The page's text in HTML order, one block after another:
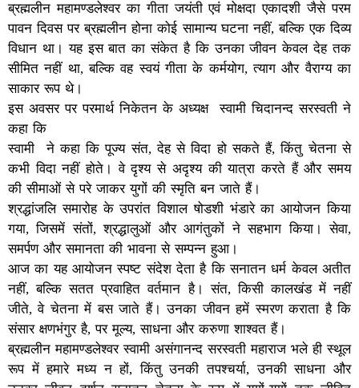
ब्रह्मलीन महामण्डलेश्वर का गीता जयंती एवं मोक्षदा एकादशी जैसे परम
पावन दिवस पर ब्रह्मलीन होना कोई सामान्य घटना नहीं, बल्कि एक दिव्य
विधान था। यह इस बात का संकेत है कि उनका जीवन केवल देह तक
सीमित नहीं था, बल्कि वह स्वयं गीता के कर्मयोग, त्याग और वैराग्य का
साकार रूप थे।
इस अवसर पर परमार्थ निकेतन के अध्यक्ष स्वामी चिदानन्द सरस्वती ने
कहा कि
स्वामी ने कहा कि पूज्य संत, देह से विदा हो सकते हैं, किंतु चेतना से
कभी विदा नहीं होते। वे दृश्य से अदृश्य की यात्रा करते हैं और समय
की सीमाओं से परे जाकर युगों की स्मृति बन जाते हैं।
श्रद्धांजलि समारोह के उपरांत विशाल षोडशी भंडारे का आयोजन किया
गया, जिसमें संतों, श्रद्धालुओं और आगंतुकों ने सहभाग किया। सेवा,
समर्पण और समानता की भावना से सम्पन्न हुआ।
आज का यह आयोजन स्पष्ट संदेश देता है कि सनातन धर्म केवल अतीत
नहीं, बल्कि सतत प्रवाहित वर्तमान है। संत, किसी कालखंड में नहीं
जीते, वे चेतना में बस जाते हैं। उनका जीवन हमें स्मरण कराता है कि
संसार क्षणभंगुर है, पर मूल्य, साधना और करुणा शाश्वत हैं।
ब्रह्मलीन महामण्डलेश्वर स्वामी असंगानन्द सरस्वती महाराज भले ही स्थूल
रूप में हमारे मध्य न हों, किंतु उनकी तपश्चर्या, उनकी साधना और